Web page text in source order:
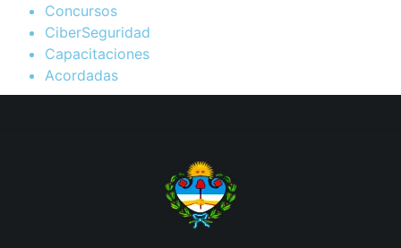
Concursos
CiberSeguridad
Capacitaciones
Acordadas